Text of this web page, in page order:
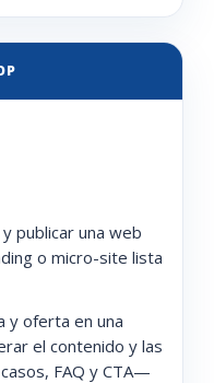
publicar una web
o micro-site lista
y oferta en una
el contenido y las
FAQ y CTA—